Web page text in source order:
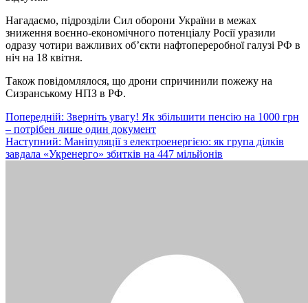
Нагадаємо, підрозділи Сил оборони України в межах
зниження воєнно-економічного потенціалу Росії уразили
одразу чотири важливих об’єкти нафтопереробної галузі РФ в
ніч на 18 квітня.
Також повідомлялося, що дрони спричинили пожежу на
Сизранському НПЗ в РФ.
Навігація
записів
Попередній: Зверніть увагу! Як збільшити пенсію на 1000 грн
– потрібен лише один документ
Наступний: Маніпуляції з електроенергією: як група ділків
завдала «Укренерго» збитків на 447 мільйонів